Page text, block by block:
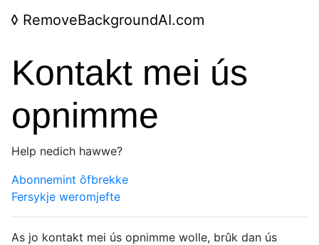
◊ RemoveBackgroundAI.com
Kontakt mei ús
opnimme
Help nedich hawwe?
Abonnemint ôfbrekke
Fersykje weromjefte
As jo kontakt mei ús opnimme wolle, brûk dan ús